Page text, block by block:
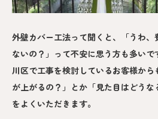
外壁カバー工法って聞くと、「うわ
ないの？」って不安に思う方も多い
川区で工事を検討しているお客様か
が上がるの？」とか「見た目はどう
をよくいただきます。